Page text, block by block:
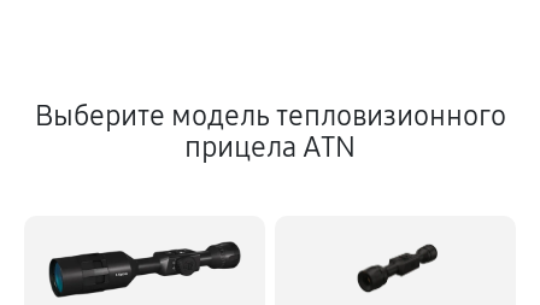
Выберите модель тепловизионного
прицела ATN